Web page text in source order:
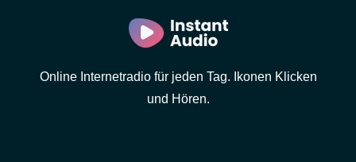
Online Internetradio für jeden Tag. Ikonen Klicken
und Hören.